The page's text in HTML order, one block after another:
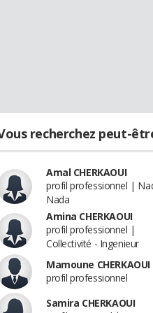
recherchez peut-
Amal CHERKAOUI
profil professionnel |
Nada
Amina CHERKAOUI
profil professionnel |
Collectivité - Ingenieur
Mamoune CHERKAOUI
profil professionnel
Samira CHERKAOUI